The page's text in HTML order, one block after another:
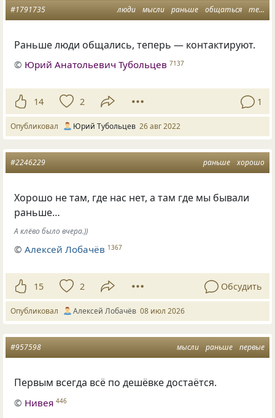
люди мысли раньше общаться теперь
#1791735
Раньше люди общались, теперь — контактируют.
© Юрий Анатольевич Тубольцев 7137
14 2 1
Опубликовал Юрий Тубольцев 26 авг 2022
раньше хорошо
#2246229
Хорошо не там, где нас нет, а там где мы бывали
раньше…
А клёво было вчера.))
©Алексей Лобачёв 1367
15 2 Обсудить
Опубликовал Алексей Лобачёв 08 июл 2026
мысли раньше первые
#957598
Первым всегда всё по дешёвке достаётся.
© Нивея 446